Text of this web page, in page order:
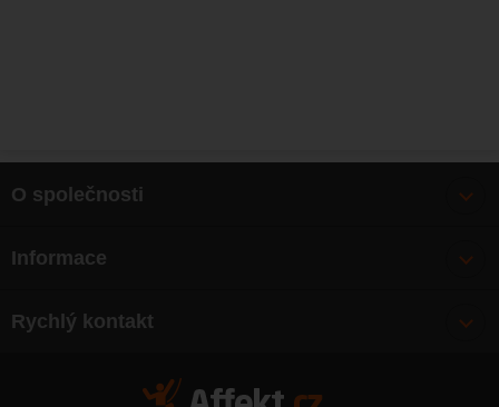
O společnosti
O nás
Mapa webu
Rychlý kontakt
Informace
Výměna, vrácení zboží
Zásady ochrany osobních údajů